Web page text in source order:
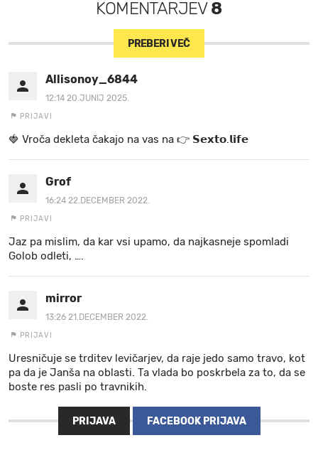
KOMENTARJEV8
PREBERI VEČ
Allisonoy_6844
12:14 20.JUNIJ 2025.
PRIJAVI
🍓 V r o č a d e k l e t a ča k a jo na va s n a 👉 𝗦𝗲𝘅𝘁𝗼.𝗹𝗶𝗳𝗲
Grof
16:24 22.DECEMBER 2022.
PRIJAVI
Jaz pa mislim, da kar vsi upamo, da najkasneje spomladi
Golob odleti, ….
mirror
13:26 21.DECEMBER 2022.
PRIJAVI
Uresničuje se trditev levičarjev, da raje jedo samo travo, kot
pa da je Janša na oblasti. Ta vlada bo poskrbela za to, da se
boste res pasli po travnikih.
PRIJAVA FACEBOOK PRIJAVA